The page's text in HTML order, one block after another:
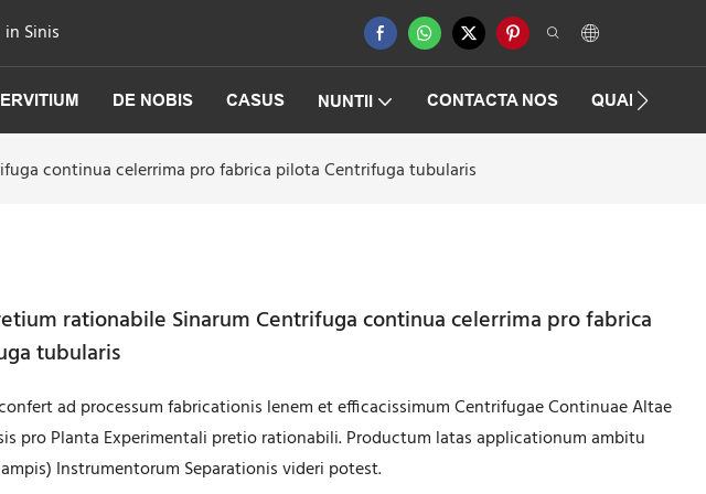
Sinis
DE NOBIS CASUS NUNTII CONTACTA NOS
continua celerrima pro fabrica pilota Centrifuga tubularis
rationabile Sinarum Centrifuga continua celerrima pro fabrica
tubularis
ad processum fabricationis lenem et efficacissimum Centrifugae Continuae Altae
pro Planta Experimentali pretio rationabili. Productum latas applicationum ambitu
Instrumentorum Separationis videri potest.